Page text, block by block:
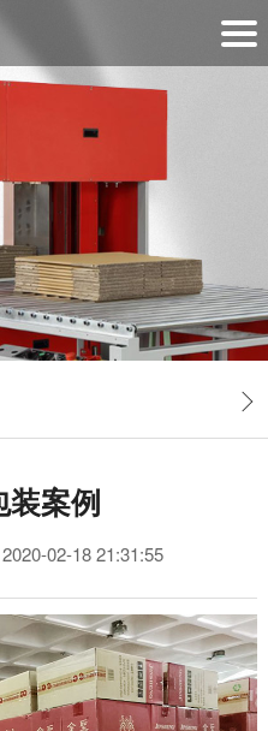
装案例
02-18 21:31:55